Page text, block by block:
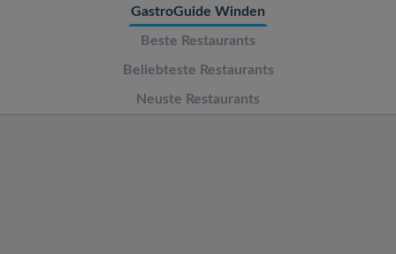
GastroGuide Winden
Beste Restaurants
Beliebteste Restaurants
Neuste Restaurants